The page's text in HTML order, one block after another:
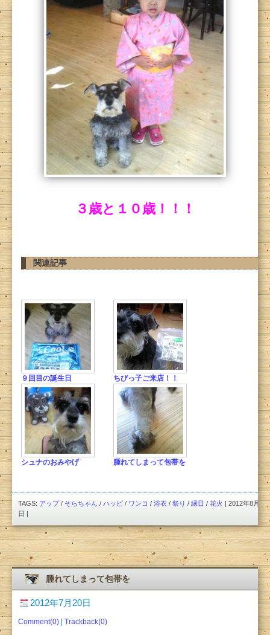
３歳と１０歳！！！
関連記事
９回目の誕生日 ちびっ子ご来店！！
シュナのおみやげ 腫れてしまって包帯を
TAGS: アップ / そらちゃん / ハッピ / ワンコ / 浴衣 / 祭り / 縁日 / 花火 | 2012年8月3
日 |
腫れてしまって包帯を
2012年7月20日
Comment(0) Trackback(0)